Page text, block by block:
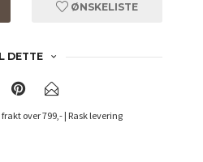
ØNSKELISTE
DETTE
over 799,- | Rask levering